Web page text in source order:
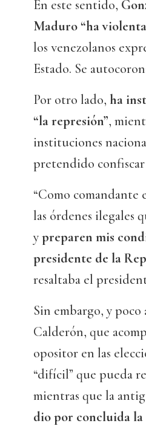
En este sentido,
Maduro “ha
los venezolanos
Estado. Se
Por otro lado, ha
“la represión”,
instituciones
pretendido
“Como
las órdenes ilegales
ypreparen mis
presidente de la
resaltaba el
Sin embargo, y
Calderón, que
opositor en las
“difícil” que pueda
mientras que la
dio por concluida la